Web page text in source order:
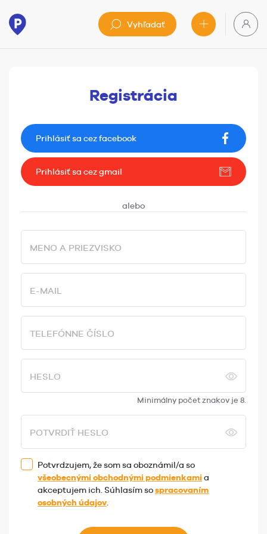
Vyhľadať
Registrácia
Prihlásiť sa cez facebook
Prihlásiť sa cez gmail
MENO A PRIEZVISKO
E-MAIL
TELEFÓNNE ČÍSLO
HESLO
Minimálny počet znakov je 8.
POTVRDIŤ HESLO
Potvrdzujem, že som sa oboznámil/a so
všeobecnými obchodnými podmienkamia
akceptujem ich. Súhlasím sospracovaním
osobných údajov